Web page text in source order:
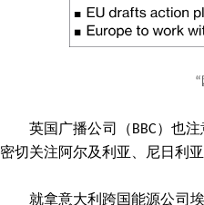
英国广播公司（BBC）也
密切关注阿尔及利亚、尼日利
就拿意大利跨国能源公司